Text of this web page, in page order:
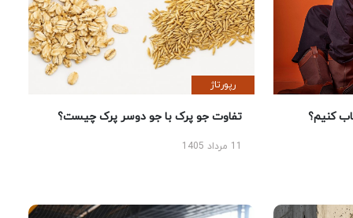
کنیم؟
رپورتاژ
تفاوت جو پرک با جو دوسر پرک چیست؟